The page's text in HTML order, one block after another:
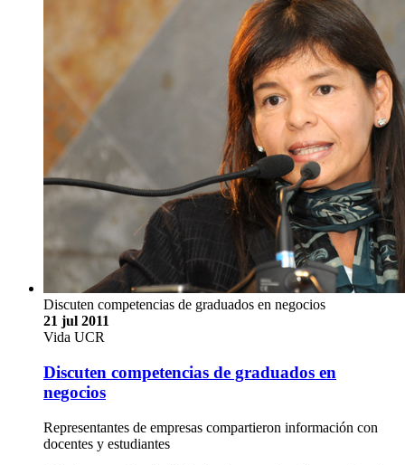
Discuten competencias de graduados en negocios
21 jul 2011
Vida UCR
Discuten competencias de graduados en
negocios
Representantes de empresas compartieron información con
docentes y estudiantes